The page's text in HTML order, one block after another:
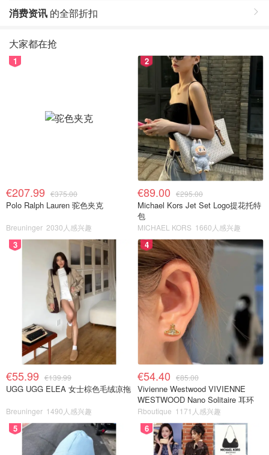
消费资讯 的全部折扣
大家都在抢
1
€207.99 €375.00
Polo Ralph Lauren 驼色夹克
Breuninger 2030人感兴趣
2
€89.00 €295.00
Michael Kors Jet Set Logo提花托特
包
MICHAEL KORS 1660人感兴趣
3
€55.99 €139.99
UGG UGG ELEA 女士棕色毛绒凉拖
Breuninger 1490人感兴趣
4
€54.40 €85.00
Vivienne Westwood VIVIENNE
WESTWOOD Nano Solitaire 耳环
Rboutique 1171人感兴趣
5 6